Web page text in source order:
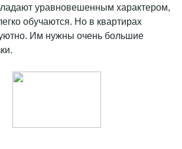
уравновешенным характером,
обучаются. Но в квартирах
Им нужны очень большие